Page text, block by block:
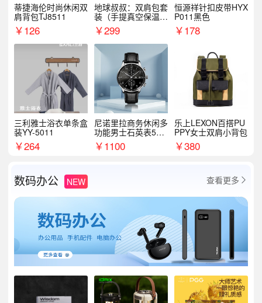
蒂捷海伦时尚休闲双
肩背包TJ8511
￥126
地球叔叔：双肩包套
装（手提真空保温杯
+手机挂绳）
￥299
恒源祥针扣皮带HYX
P011黑色
￥178
三利雅士浴衣单条盒
装YY-5011
￥264
尼诺里拉商务休闲多
功能男士石英表510
05
￥1100
乐上LEXON百搭PU
PPY女士双肩小背包
￥380
数码办公 NEW 查看更多 